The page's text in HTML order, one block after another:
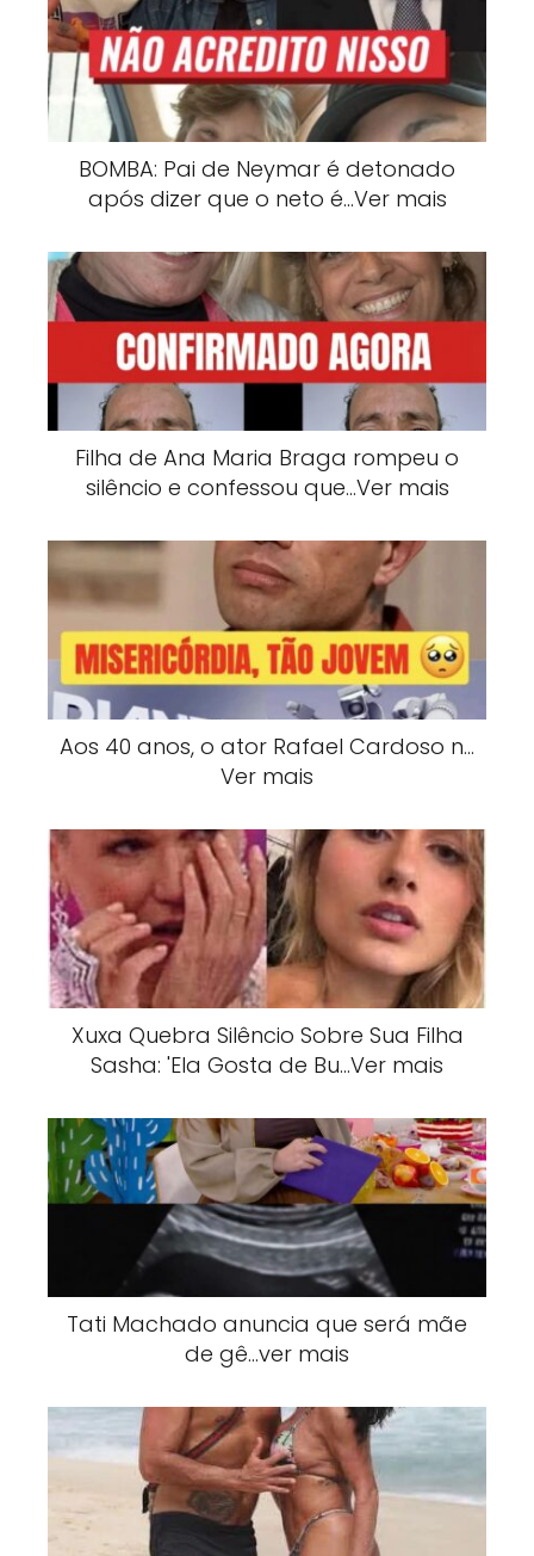
BOMBA: Pai de Neymar é detonado
após dizer que o neto é…Ver mais
Filha de Ana Maria Braga rompeu o
silêncio e confessou que…Ver mais
Aos 40 anos, o ator Rafael Cardoso n…
Ver mais
Xuxa Quebra Silêncio Sobre Sua Filha
Sasha: 'Ela Gosta de Bu…Ver mais
Tati Machado anuncia que será mãe
de gê…ver mais